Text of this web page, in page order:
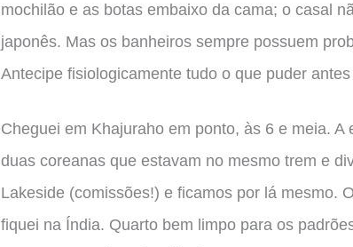
mochilão e as botas embaixo da cama; o casal
japonês. Mas os banheiros sempre possuem
Antecipe fisiologicamente tudo o que puder
Cheguei em Khajuraho em ponto, às 6 e meia.
duas coreanas que estavam no mesmo trem e
Lakeside (comissões!) e ficamos por lá mesmo.
fiquei na Índia. Quarto bem limpo para os